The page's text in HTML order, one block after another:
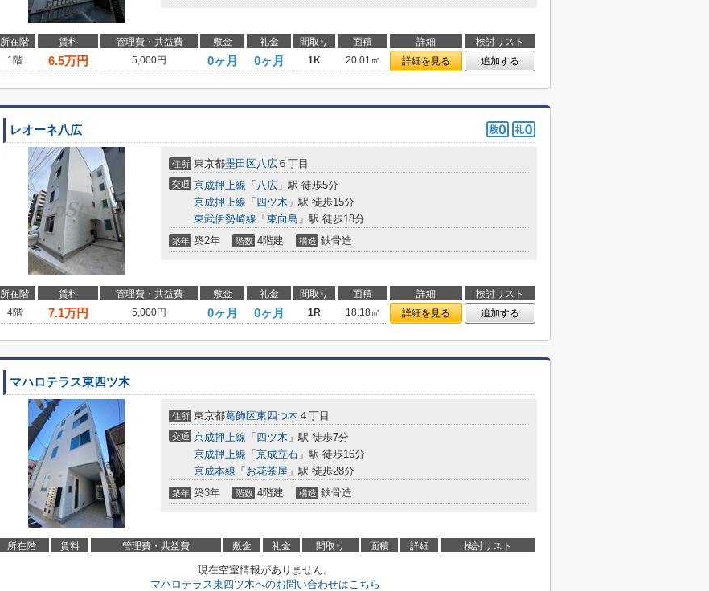
所在階 賃料 管理費・共益費 敷金 礼金 間取り 面積 詳細
検討リスト
1階
6.5万円 5,000円 0ヶ月 0ヶ月 1K 20.01㎡ 詳細を見る 追加する
レオーネ八広
住所 東京都墨田区八広 ６丁目
交通 京成押上線 「 八広 」駅 徒歩5分
京成押上線 「 四ツ木 」駅 徒歩15分
東武伊勢崎線 「 東向島 」駅 徒歩18分
築年 築2年 階数 4階建 構造 鉄骨造
所在階 賃料 管理費・共益費 敷金 礼金 間取り 面積 詳細
検討リスト
4階
7.1万円 5,000円 0ヶ月 0ヶ月 1R 18.18㎡ 詳細を見る 追加する
マハロテラス東四ツ木
住所 東京都葛飾区東四つ木 ４丁目
交通 京成押上線 「 四ツ木 」駅 徒歩7分
京成押上線 「 京成立石 」駅 徒歩16分
京成本線 「 お花茶屋 」駅 徒歩28分
築年 築3年 階数 4階建 構造 鉄骨造
所在階 賃料 管理費・共益費 敷金 礼金 間取り 面積 詳細 検討リスト
現在空室情報がありません。
マハロテラス東四ツ木へのお問い合わせはこちら